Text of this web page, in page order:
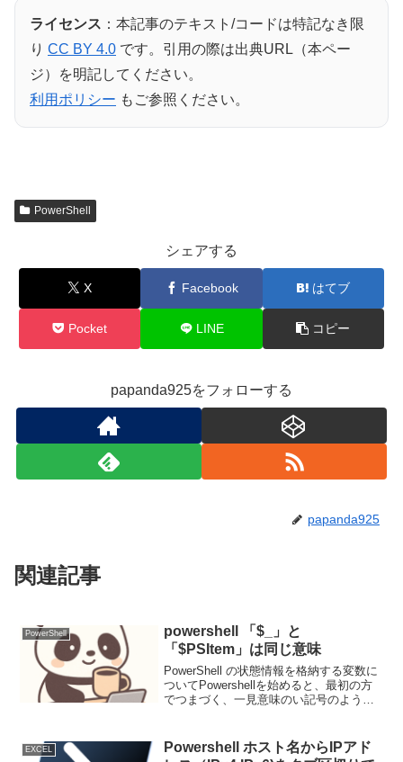
ライセンス ：本記事のテキスト/コードは特記なき限
り CC BY 4.0 です。引用の際は出典URL（本ペー
ジ）を明記してください。
利用ポリシー もご参照ください。
PowerShell
シェアする
X Facebook はてブ
Pocket LINE コピー
papanda925をフォローする
papanda925
関連記事
PowerShell
powershell 「$_」と
「$PSItem」は同じ意味
PowerShell の状態情報を格納する変数に
ついてPowershellを始めると、最初の方
でつまづく、一見意味のい記号のように
を持っていた。さらに「$_」と「$P...
EXCEL
Powershell ホスト名からIPアド